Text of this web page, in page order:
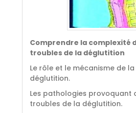
Comprendre la complexité
troubles de la déglutition
Le rôle et le mécanisme de la
déglutition.
Les pathologies provoquant
troubles de la déglutition.